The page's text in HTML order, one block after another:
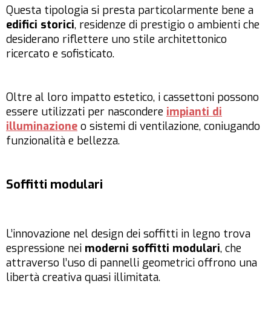
Questa tipologia si presta particolarmente bene a
edifici storici, residenze di prestigio o ambienti che
desiderano riflettere uno stile architettonico
ricercato e sofisticato.
Oltre al loro impatto estetico, i cassettoni possono
essere utilizzati per nascondere impianti di
illuminazione o sistemi di ventilazione, coniugando
funzionalità e bellezza.
Soffitti modulari
L’innovazione nel design dei soffitti in legno trova
espressione nei moderni soffitti modulari, che
attraverso l’uso di pannelli geometrici offrono una
libertà creativa quasi illimitata.